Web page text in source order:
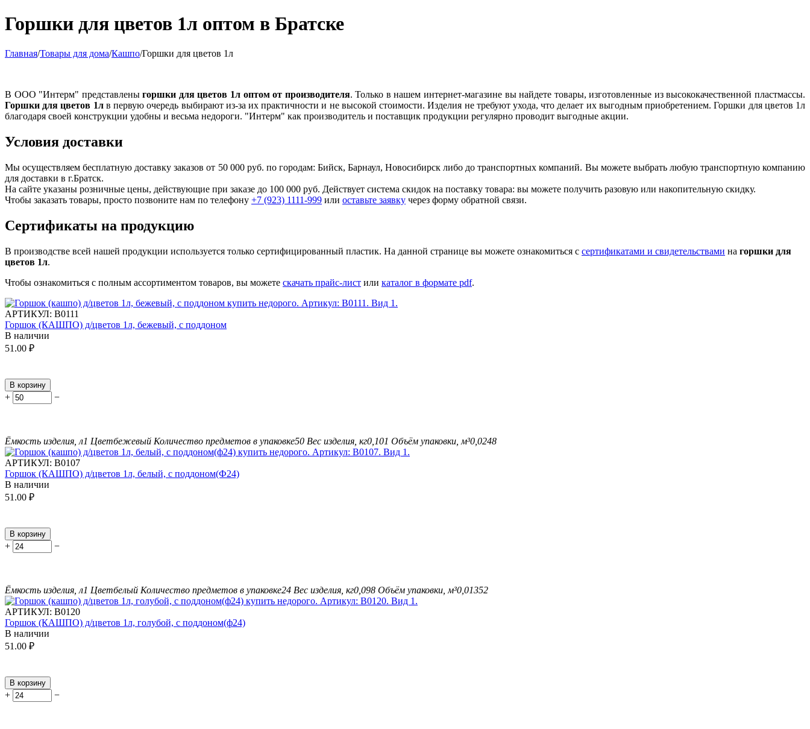
Горшки для цветов 1л оптом в Братске
Главная/Товары для дома/Кашпо/Горшки для цветов 1л
В ООО "Интерм" представленыгоршки для цветов 1л оптом от производителя. Только в нашем интернет-магазине вы найдете товары, изготовленные из высококачественной пластмассы.
Горшки для цветов 1л в первую очередь выбирают из-за их практичности и не высокой стоимости. Изделия не требуют ухода, что делает их выгодным приобретением. Горшки для цветов 1л
благодаря своей конструкции удобны и весьма недороги. "Интерм" как производитель и поставщик продукции регулярно проводит выгодные акции.
Условия доставки
Мы осуществляем бесплатную доставку заказов от 50 000 руб. по городам: Бийск, Барнаул, Новосибирск либо до транспортных компаний. Вы можете выбрать любую транспортную компанию
для доставки в г.Братск.
На сайте указаны розничные цены, действующие при заказе до 100 000 руб. Действует система скидок на поставку товара: вы можете получить разовую или накопительную скидку.
Чтобы заказать товары, просто позвоните нам по телефону +7 (923) 1111-999 или оставьте заявку через форму обратной связи.
Сертификаты на продукцию
В производстве всей нашей продукции используется только сертифицированный пластик. На данной странице вы можете ознакомиться с сертификатами и свидетельствами на горшки для
цветов 1л.
Чтобы ознакомиться с полным ассортиментом товаров, вы можете скачать прайс-лист или каталог в формате pdf.
АРТИКУЛ: В0111
Горшок (КАШПО) д/цветов 1л, бежевый, с поддоном
В наличии
51.00 ₽
В корзину
+ −
Ёмкость изделия, л1 Цветбежевый Количество предметов в упаковке50 Вес изделия, кг0,101 Объём упаковки, м³0,0248
АРТИКУЛ: В0107
Горшок (КАШПО) д/цветов 1л, белый, с поддоном(Ф24)
В наличии
51.00 ₽
В корзину
+ −
Ёмкость изделия, л1 Цветбелый Количество предметов в упаковке24 Вес изделия, кг0,098 Объём упаковки, м³0,01352
АРТИКУЛ: В0120
Горшок (КАШПО) д/цветов 1л, голубой, с поддоном(ф24)
В наличии
51.00 ₽
В корзину
+ −